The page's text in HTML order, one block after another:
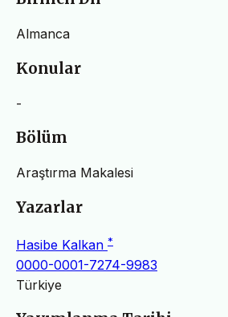
Almanca
Konular
-
Bölüm
Araştırma Makalesi
Yazarlar
Hasibe Kalkan *
0000-0001-7274-9983
Türkiye